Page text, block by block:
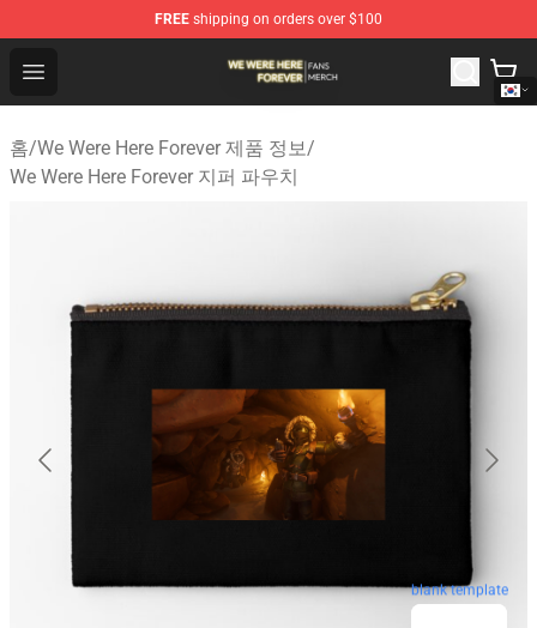
FREE shipping on orders over $100
Open menu
We Were Here Forever Shop - Official We Were Here
홈/We Were Here Forever 제품 정보/
We Were Here Forever 지퍼 파우치
blank template